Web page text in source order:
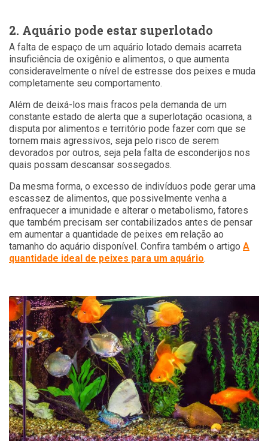
2. Aquário pode estar superlotado
A falta de espaço de um aquário lotado demais acarreta
insuficiência de oxigênio e alimentos, o que aumenta
consideravelmente o nível de estresse dos peixes e muda
completamente seu comportamento.
Além de deixá-los mais fracos pela demanda de um
constante estado de alerta que a superlotação ocasiona, a
disputa por alimentos e território pode fazer com que se
tornem mais agressivos, seja pelo risco de serem
devorados por outros, seja pela falta de esconderijos nos
quais possam descansar sossegados.
Da mesma forma, o excesso de indivíduos pode gerar uma
escassez de alimentos, que possivelmente venha a
enfraquecer a imunidade e alterar o metabolismo, fatores
que também precisam ser contabilizados antes de pensar
em aumentar a quantidade de peixes em relação ao
tamanho do aquário disponível. Confira também o artigo A
quantidade ideal de peixes para um aquário.